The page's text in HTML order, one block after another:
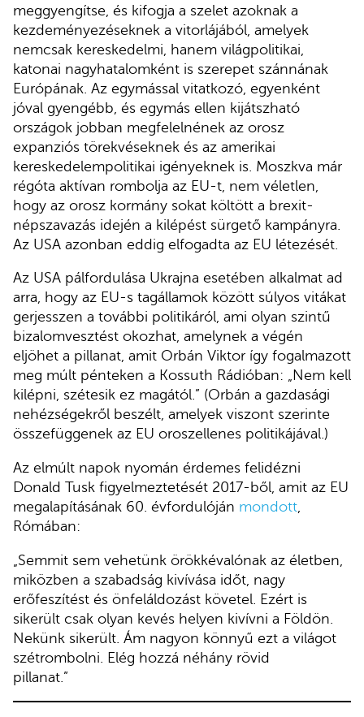
meggyengítse, és kifogja a szelet azoknak a
kezdeményezéseknek a vitorlájából, amelyek
nemcsak kereskedelmi, hanem világpolitikai,
katonai nagyhatalomként is szerepet szánnának
Európának. Az egymással vitatkozó, egyenként
jóval gyengébb, és egymás ellen kijátszható
országok jobban megfelelnének az orosz
expanziós törekvéseknek és az amerikai
kereskedelempolitikai igényeknek is. Moszkva már
régóta aktívan rombolja az EU-t, nem véletlen,
hogy az orosz kormány sokat költött a brexit-
népszavazás idején a kilépést sürgető kampányra.
Az USA azonban eddig elfogadta az EU létezését.
Az USA pálfordulása Ukrajna esetében alkalmat ad
arra, hogy az EU-s tagállamok között súlyos vitákat
gerjesszen a további politikáról, ami olyan szintű
bizalomvesztést okozhat, amelynek a végén
eljöhet a pillanat, amit Orbán Viktor így fogalmazott
meg múlt pénteken a Kossuth Rádióban: „Nem kell
kilépni, szétesik ez magától.” (Orbán a gazdasági
nehézségekről beszélt, amelyek viszont szerinte
összefüggenek az EU oroszellenes politikájával.)
Az elmúlt napok nyomán érdemes felidézni
Donald Tusk figyelmeztetését 2017-ből, amit az EU
megalapításának 60. évfordulóján mondott
Rómában:
„Semmit sem vehetünk örökkévalónak az életben,
miközben a szabadság kivívása időt, nagy
erőfeszítést és önfeláldozást követel. Ezért is
sikerült csak olyan kevés helyen kivívni a Földön.
Nekünk sikerült. Ám nagyon könnyű ezt a világot
szétrombolni. Elég hozzá néhány rövid
pillanat.”